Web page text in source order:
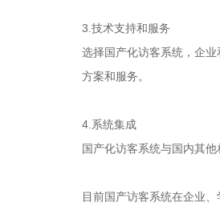
3.技术支持和服务
选择国产化访客系统，企
方案和服务。
4.系统集成
国产化访客系统与国内其
目前国产访客系统在企业